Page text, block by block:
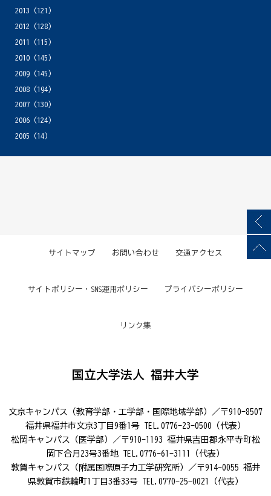
2013 (121)
2012 (128)
2011
(115)
2010(145)
2009(145)
2008(194)
2007(130)
2006(124)
2005 (14)
サイトマップ お問い合わせ 交通アクセス
サイトポリシー・SNS運用ポリシー プライバシーポリシー
リンク集
国立大学法人 福井大学
文京キャンパス（教育学部・工学部・国際地域学部）／〒910-8507
福井県福井市文京3丁目9番1号 TEL.0776-23-0500（代表）
松岡キャンパス（医学部）／〒910-1193 福井県吉田郡永平寺町松
岡下合月23号3番地 TEL.0776-61-3111（代表）
敦賀キャンパス（附属国際原子力工学研究所）／〒914-0055 福井
県敦賀市鉄輪町1丁目3番33号 TEL.0770-25-0021（代表）